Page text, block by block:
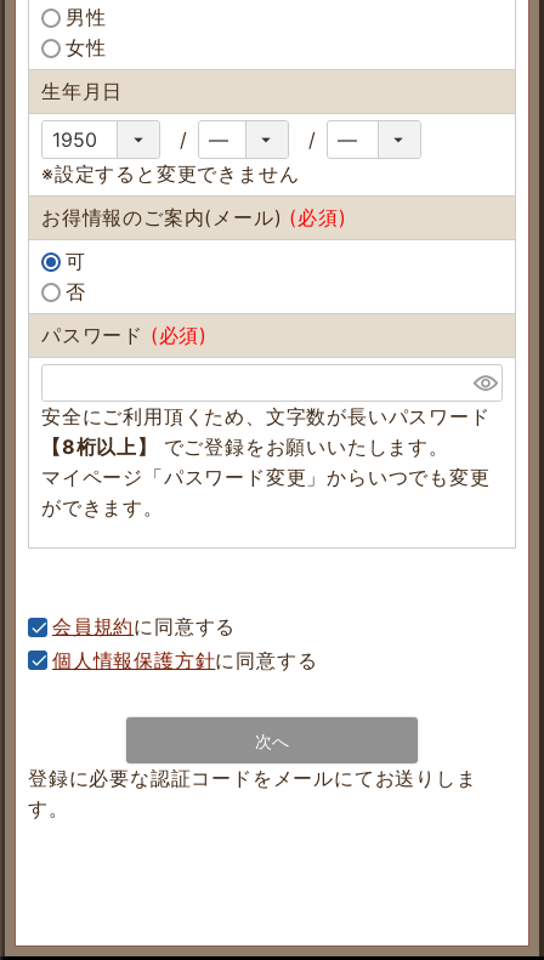
男性
女性
生年月日
※設定すると変更できません
お得情報のご案内(メール) (必須)
可
否
パスワード (必須)
安全にご利用頂くため、文字数が長いパスワード
【8桁以上】 でご登録をお願いいたします。
マイページ「パスワード変更」からいつでも変更
ができます。
会員規約に同意する
個人情報保護方針に同意する
次へ
登録に必要な認証コードをメールにてお送りしま
す。